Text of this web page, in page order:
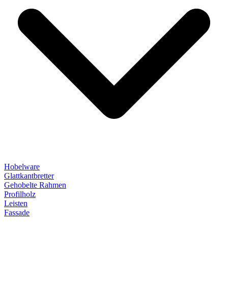
Hobelware
Glattkantbretter
Gehobelte Rahmen
Profilholz
Leisten
Fassade